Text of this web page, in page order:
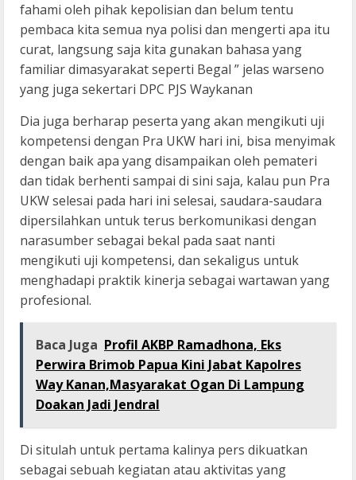
fahami oleh pihak kepolisian dan belum tentu
pembaca kita semua nya polisi dan mengerti apa itu
curat, langsung saja kita gunakan bahasa yang
familiar dimasyarakat seperti Begal ” jelas warseno
yang juga sekertari DPC PJS Waykanan
Dia juga berharap peserta yang akan mengikuti uji
kompetensi dengan Pra UKW hari ini, bisa menyimak
dengan baik apa yang disampaikan oleh pemateri
dan tidak berhenti sampai di sini saja, kalau pun Pra
UKW selesai pada hari ini selesai, saudara-saudara
dipersilahkan untuk terus berkomunikasi dengan
narasumber sebagai bekal pada saat nanti
mengikuti uji kompetensi, dan sekaligus untuk
menghadapi praktik kinerja sebagai wartawan yang
profesional.
Baca Juga Profil AKBP Ramadhona, Eks
Perwira Brimob Papua Kini Jabat Kapolres
Way Kanan,Masyarakat Ogan Di Lampung
Doakan Jadi Jendral
Di situlah untuk pertama kalinya pers dikuatkan
sebagai sebuah kegiatan atau aktivitas yang